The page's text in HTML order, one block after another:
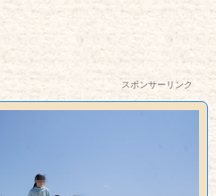
スポンサーリンク